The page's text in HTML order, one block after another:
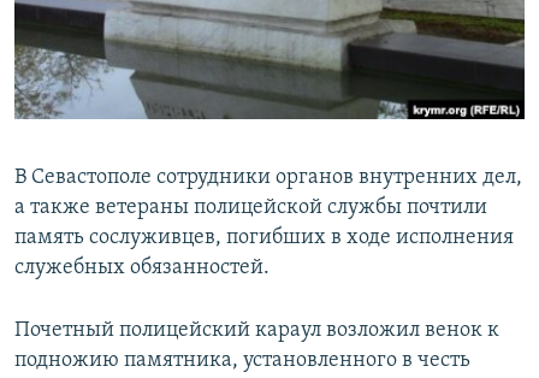
ПОБЕДИТЕЛЕЙ НЕ СУДЯТ?
КРЫМ.НЕПОКОРЕННЫЙ
ELIFBE
ПРИСОЕДИНЯЙТЕСЬ!
Все сайты RFE/RL
В Севастополе сотрудники органов внутренних дел,
а также ветераны полицейской службы почтили
память сослуживцев, погибших в ходе исполнения
служебных обязанностей.
Почетный полицейский караул возложил венок к
подножию памятника, установленного в честь